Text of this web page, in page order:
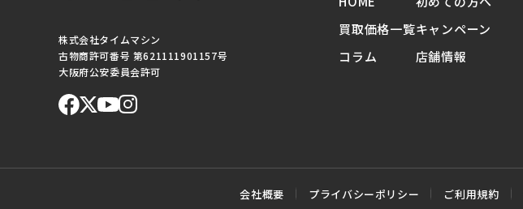
株式会社タイムマシン
古物商許可番号 第621111901157号
大阪府公安委員会許可
買取価格一覧
コラム
キャンペーン
店舗情報
会社概要 プライバシーポリシー ご利用規約